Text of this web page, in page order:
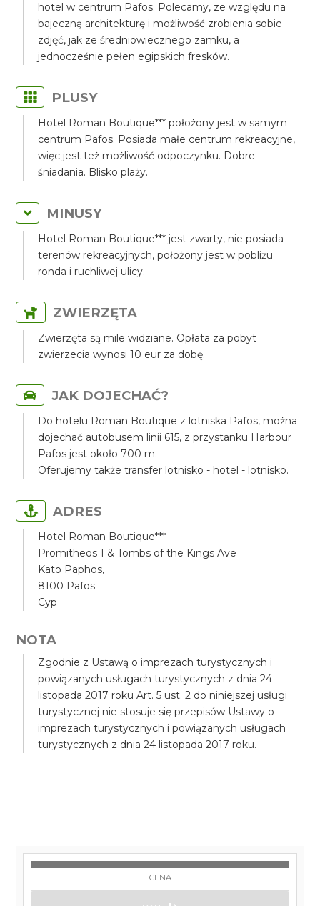
hotel w centrum Pafos. Polecamy, ze względu na
bajeczną architekturę i możliwość zrobienia sobie
zdjęć, jak ze średniowiecznego zamku, a
jednocześnie pełen egipskich fresków.
PLUSY
Hotel Roman Boutique*** położony jest w samym
centrum Pafos. Posiada małe centrum rekreacyjne,
więc jest też możliwość odpoczynku. Dobre
śniadania. Blisko plaży.
MINUSY
Hotel Roman Boutique*** jest zwarty, nie posiada
terenów rekreacyjnych, położony jest w pobliżu
ronda i ruchliwej ulicy.
ZWIERZĘTA
Zwierzęta są mile widziane. Opłata za pobyt
zwierzecia wynosi 10 eur za dobę.
JAK DOJECHAĆ?
Do hotelu Roman Boutique z lotniska Pafos, można
dojechać autobusem linii 615, z przystanku Harbour
Pafos jest około 700 m.
Oferujemy także transfer lotnisko - hotel - lotnisko.
ADRES
Hotel Roman Boutique***
Promitheos 1 & Tombs of the Kings Ave
Kato Paphos,
8100 Pafos
Cyp
NOTA
Zgodnie z Ustawą o imprezach turystycznych i
powiązanych usługach turystycznych z dnia 24
listopada 2017 roku Art. 5 ust. 2 do niniejszej usługi
turystycznej nie stosuje się przepisów Ustawy o
imprezach turystycznych i powiązanych usługach
turystycznych z dnia 24 listopada 2017 roku.
CENA